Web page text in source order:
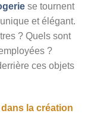
se tournent
et élégant.
? Quels sont
?
ces objets
la création